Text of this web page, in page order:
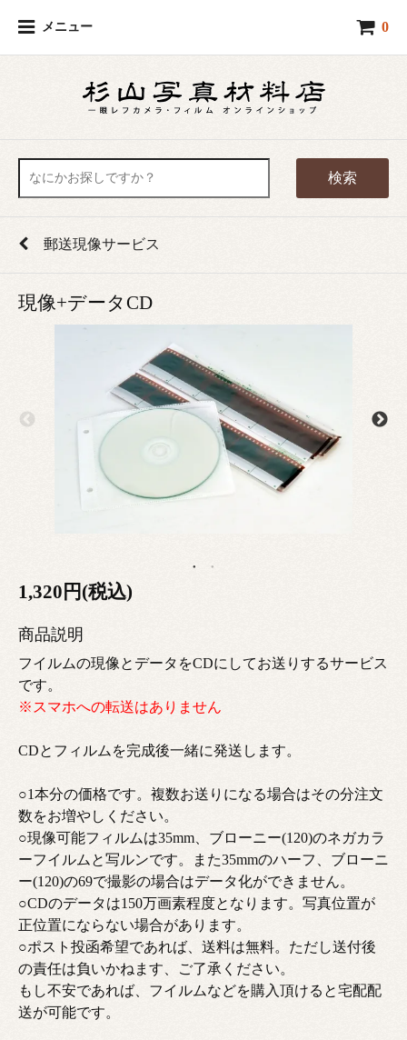
メニュー 0
検索
郵送現像サービス
現像+データCD
1,320円(税込)
商品説明
フイルムの現像とデータをCDにしてお送りするサービス
です。
※スマホへの転送はありません
CDとフィルムを完成後一緒に発送します。
○1本分の価格です。複数お送りになる場合はその分注文
数をお増やしください。
○現像可能フィルムは35mm、ブローニー(120)のネガカラ
ーフイルムと写ルンです。また35mmのハーフ、ブローニ
ー(120)の69で撮影の場合はデータ化ができません。
○CDのデータは150万画素程度となります。写真位置が
正位置にならない場合があります。
○ポスト投函希望であれば、送料は無料。ただし送付後
の責任は負いかねます、ご了承ください。
もし不安であれば、フイルムなどを購入頂けると宅配配
送が可能です。